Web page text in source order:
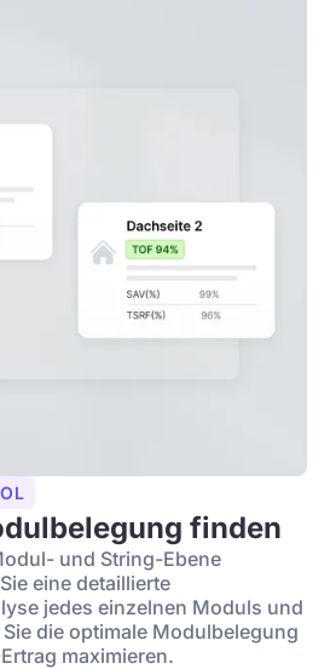
finden
und String-Ebene
eine detaillierte
jedes einzelnen Moduls und
die optimale Modulbelegung
maximieren.